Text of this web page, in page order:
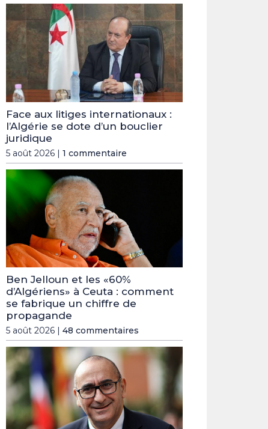
Face aux litiges internationaux :
l’Algérie se dote d’un bouclier
juridique
5 août 2026 | 1 commentaire
Ben Jelloun et les «60%
d’Algériens» à Ceuta : comment
se fabrique un chiffre de
propagande
5 août 2026 | 48 commentaires